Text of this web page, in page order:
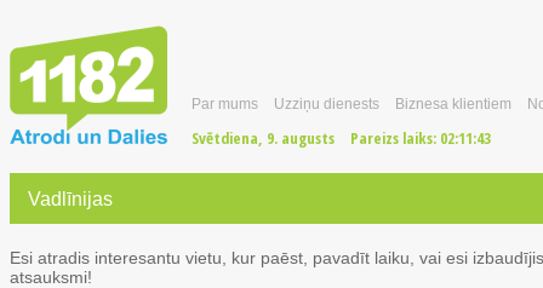
Par mums Uzziņu dienests Biznesa klientiem
Svētdiena, 9. augusts Pareizs laiks: 02:11:44
Vadlīnijas
Esi atradis interesantu vietu, kur paēst, pavadīt laiku, vai esi
atsauksmi!